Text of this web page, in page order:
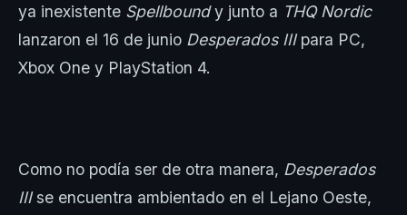
ya inexistente Spellboundy junto a THQ Nordic
lanzaron el 16 de junio Desperados IIIpara PC,
Xbox One y PlayStation 4.
Como no podía ser de otra manera, Desperados
IIIse encuentra ambientado en el Lejano Oeste,